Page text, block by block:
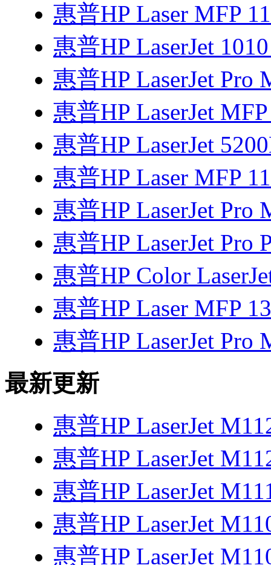
惠普HP Laser MFP
惠普HP LaserJet
惠普HP LaserJet Pro
惠普HP LaserJet
惠普HP LaserJet
惠普HP Laser MFP
惠普HP LaserJet Pro
惠普HP LaserJet Pro
惠普HP Color
惠普HP Laser MFP
惠普HP LaserJet Pro
最新更新
惠普HP LaserJet
惠普HP LaserJet
惠普HP LaserJet
惠普HP LaserJet
惠普HP LaserJet